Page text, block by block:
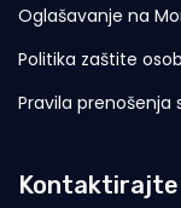
Oglašavanje na
Politika zaštite
Pravila prenošenja
Kontaktirajte